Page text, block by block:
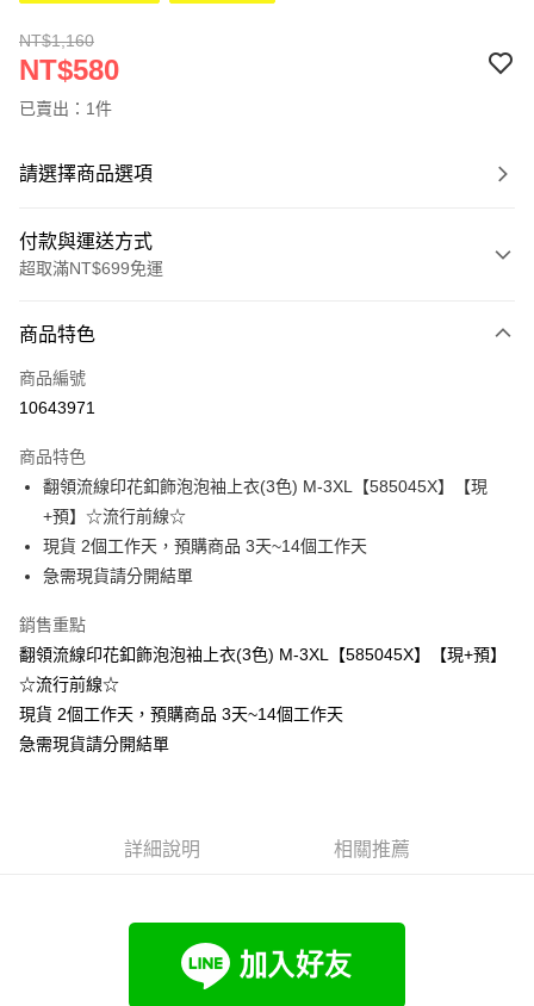
NT$1,160
NT$580
已賣出：1件
請選擇商品選項
付款與運送方式
超取滿NT$699免運
信用卡一次付款
超商取貨付款
Apple Pay
街口支付
悠遊付
Google Pay
全支付
大哥付你分期
2.付款方式選擇「大哥付你分期」，訂單成立後會自動跳轉到大哥付的交易
4.訂單成立30分鐘內，如未前往確認交易或遇審核未通過，訂單將自動取
消。如遇「轉專審核」未通過狀況，表示未達大哥付你分期系統評分，恕無
１．簡單：不需註冊會員、不需綁卡、不需儲值。
２．便利：只要手機號碼，簡訊認證，即可結帳。
３．安心：先確認商品／服務後，再付款。
「Hami Point」為中華電信所提供之點數服務，可於會員專區綁定中華電信
會員帳號後，即可在購物車使用 Hami Point 折抵消費金額 (1點等於1元)。
商品特色
商品編號
10643971
商品特色
翻領流線印花釦飾泡泡袖上衣(3色) M-3XL【585045X】【現
+預】☆流行前線☆
現貨 2個工作天，預購商品 3天~14個工作天
急需現貨請分開結單
銷售重點
翻領流線印花釦飾泡泡袖上衣(3色) M-3XL【585045X】【現+預】
☆流行前線☆
現貨 2個工作天，預購商品 3天~14個工作天
急需現貨請分開結單
詳細說明 相關推薦